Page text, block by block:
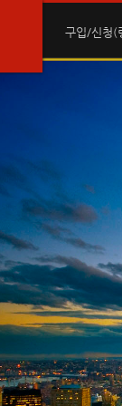
구입/신청(